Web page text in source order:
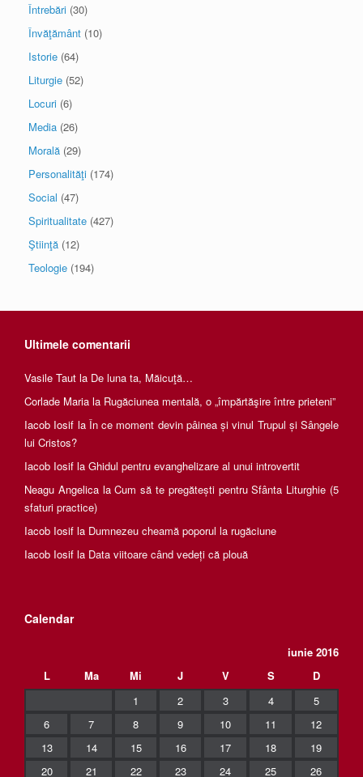
Întrebări (30)
Învăţământ (10)
Istorie (64)
Liturgie (52)
Locuri (6)
Media (26)
Morală (29)
Personalităţi (174)
Social (47)
Spiritualitate (427)
Ştiinţă (12)
Teologie (194)
Ultimele comentarii
Vasile Taut la De luna ta, Măicuţă…
Corlade Maria la Rugăciunea mentală, o „împărtăşire între prieteni”
Iacob Iosif la În ce moment devin pâinea și vinul Trupul și Sângele
lui Cristos?
Iacob Iosif la Ghidul pentru evanghelizare al unui introvertit
Neagu AngelicalaCum să te pregătești pentru Sfânta Liturghie (5
sfaturi practice)
Iacob Iosif la Dumnezeu cheamă poporul la rugăciune
Iacob Iosif la Data viitoare când vedeți că plouă
Calendar
iunie 2016
L
Ma Mi J V S
D
1
2 3 4
5
6
7 8 9 10 11
12
13
14 15 16 17 18
19
20
21 22 23 24 25 26